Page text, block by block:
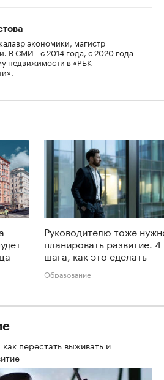
экономики, магистр
В СМИ - с 2014 года, с 2020 года
недвижимости в «РБК-
Руководителю тоже
планировать развитие. 4
шага, как это сделать
Образование
перестать выживать и